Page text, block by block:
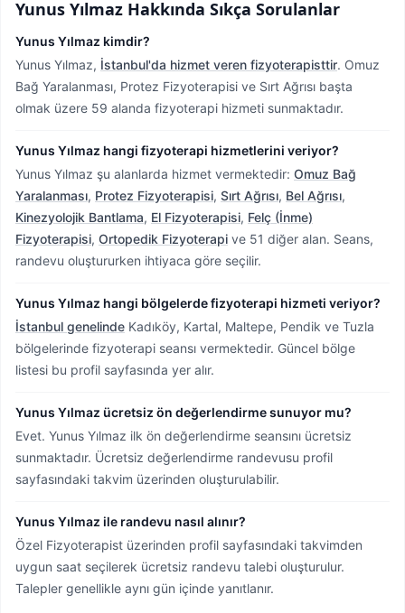
Yunus Yılmaz Hakkında Sıkça Sorulanlar
Yunus Yılmaz kimdir?
Yunus Yılmaz, İstanbul'da hizmet veren fizyoterapisttir. Omuz
Bağ Yaralanması, Protez Fizyoterapisi ve Sırt Ağrısı başta
olmak üzere 59 alanda fizyoterapi hizmeti sunmaktadır.
Yunus Yılmaz hangi fizyoterapi hizmetlerini veriyor?
Yunus Yılmaz şu alanlarda hizmet vermektedir: Omuz Bağ
Yaralanması, Protez Fizyoterapisi, Sırt Ağrısı, Bel Ağrısı,
Kinezyolojik Bantlama, El Fizyoterapisi, Felç (İnme)
Fizyoterapisi, Ortopedik Fizyoterapi ve 51 diğer alan. Seans,
randevu oluştururken ihtiyaca göre seçilir.
Yunus Yılmaz hangi bölgelerde fizyoterapi hizmeti veriyor?
İstanbul genelinde Kadıköy, Kartal, Maltepe, Pendik ve Tuzla
bölgelerinde fizyoterapi seansı vermektedir. Güncel bölge
listesi bu profil sayfasında yer alır.
Yunus Yılmaz ücretsiz ön değerlendirme sunuyor mu?
Evet. Yunus Yılmaz ilk ön değerlendirme seansını ücretsiz
sunmaktadır. Ücretsiz değerlendirme randevusu profil
sayfasındaki takvim üzerinden oluşturulabilir.
Yunus Yılmaz ile randevu nasıl alınır?
Özel Fizyoterapist üzerinden profil sayfasındaki takvimden
uygun saat seçilerek ücretsiz randevu talebi oluşturulur.
Talepler genellikle aynı gün içinde yanıtlanır.